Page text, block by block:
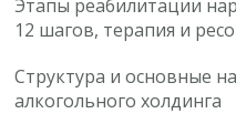
Этапы реабилитации
12 шагов, терапия и
Структура и основные
алкогольного холдинга